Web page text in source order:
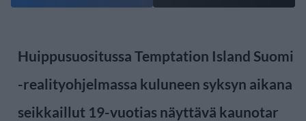
Huippusuositussa Temptation Island Suomi
-realityohjelmassa kuluneen syksyn aikana
seikkaillut 19-vuotias näyttävä kaunotar